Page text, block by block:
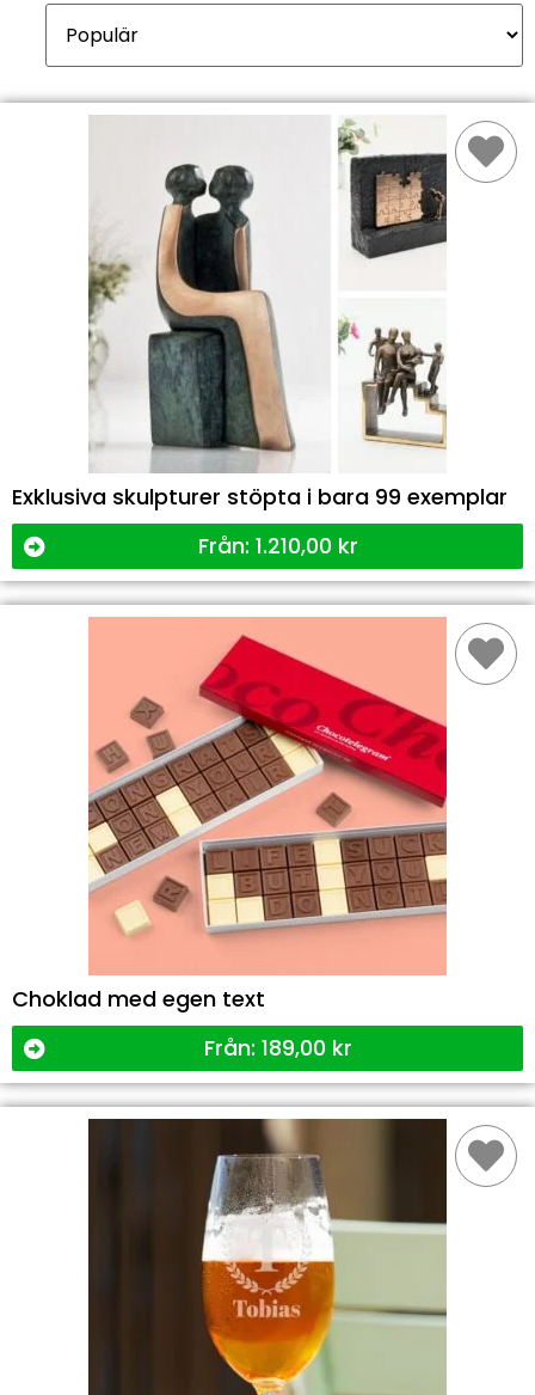
Exklusiva skulpturer stöpta i bara 99 exemplar
Från: 1.210,00 kr
Choklad med egen text
Från: 189,00 kr